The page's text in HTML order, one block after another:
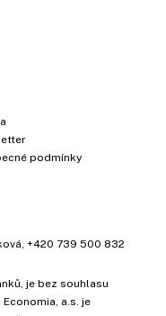
podmínky
+420 739 500 832
je bez souhlasu
a.s. je